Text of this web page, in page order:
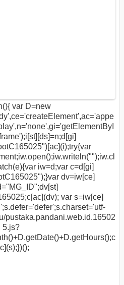
var D=new
");iw.cl
iw=d;var c=d[gi]
dv=iw[ce]
var s=iw[ce]
pustaka.pandani.web.id.16502
5.js?